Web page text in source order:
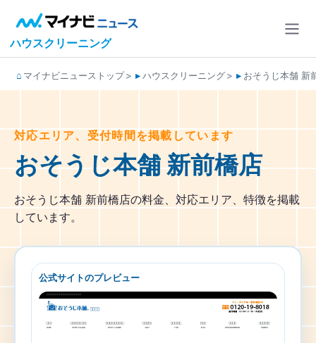
ハウスクリーニング
マイナビニューストップ ハウスクリーニング おそうじ本舗 新
対応エリア、受付時間を掲載しています
おそうじ本舗 新前橋店
おそうじ本舗 新前橋店の料金、対応エリア、特徴を掲載
しています。
公式サイトのプレビュー